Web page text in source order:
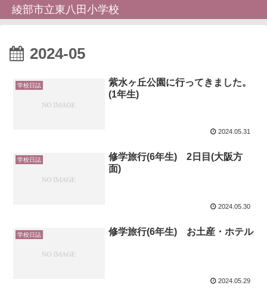
綾部市立東八田小学校
2024-05
学校日誌
紫水ヶ丘公園に行ってきました。
(1年生)
2024.05.31
学校日誌
修学旅行(6年生) 2日目(大阪方
面)
2024.05.30
学校日誌 修学旅行(6年生) お土産・ホテル
2024.05.29